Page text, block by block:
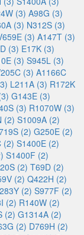
(3) A98G (3)
(3) N312S (3)
(3) A147T (3)
(3) E17K (3)
(3) S945L (3)
(3) A1166C
L211A (3) R172K
G143E (3)
(3) R1070W (3)
(2) S1009A (2)
(2) G250E (2)
(2) S1400E (2)
S1400F (2)
(2) T69D (2)
(2) Q422H (2)
(2) S977F (2)
(2) R140W (2)
(2) G1314A (2)
(2) D769H (2)